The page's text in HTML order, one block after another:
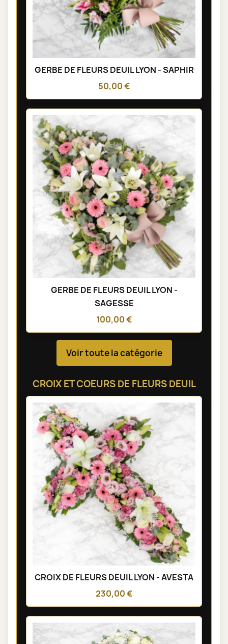
GERBE DE FLEURS DEUIL LYON - SAPHIR
50,00 €
GERBE DE FLEURS DEUIL LYON -
SAGESSE
100,00 €
Voir toute la catégorie
CROIX ET COEURS DE FLEURS DEUIL
CROIX DE FLEURS DEUIL LYON - AVESTA
230,00 €